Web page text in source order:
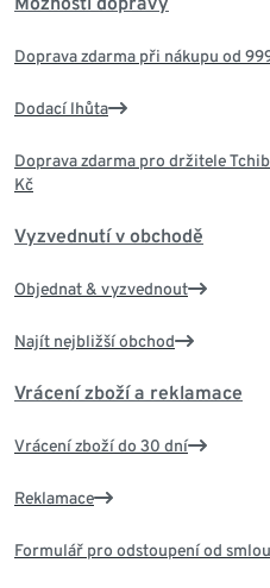
Doprava zdarma při nákupu od
Dodací lhůta
Doprava zdarma pro držitele
Kč
Vyzvednutí v obchodě
Objednat & vyzvednout
Najít nejbližší obchod
Vrácení zboží a reklamace
Vrácení zboží do 30 dní
Reklamace
Formulář pro odstoupení od